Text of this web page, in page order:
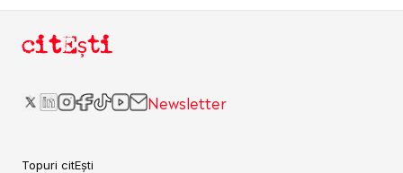
citEști
Newsletter
Topuri citEști